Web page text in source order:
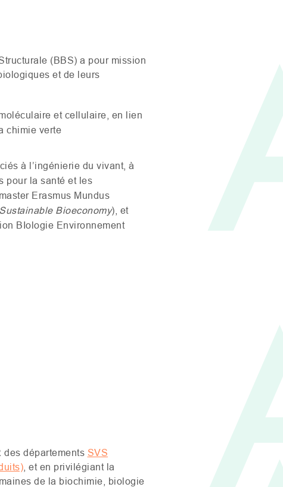
(BBS) a pour mission
et de leurs
et cellulaire, en lien
chimie verte
à l’ingénierie du vivant, à
pour la santé et les
Erasmus Mundus
Bioeconomy), et
BIologie Environnement
des départements SVS
, et en privilégiant la
de la biochimie, biologie